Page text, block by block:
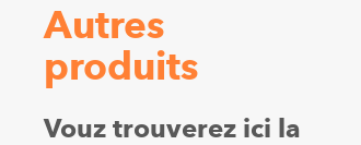
Autres
produits
Vouz trouverez ici la